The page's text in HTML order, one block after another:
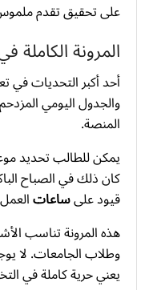
على تحقيق تقدم
المرونة الكاملة
أحد أكبر التحديات في
والجدول اليومي
المنصة.
يمكن للطالب تحديد
كان ذلك في الصباح
قيود علىساعات
هذه المرونة تناسب
وطلاب الجامعات. لا
يعني حرية كاملة في